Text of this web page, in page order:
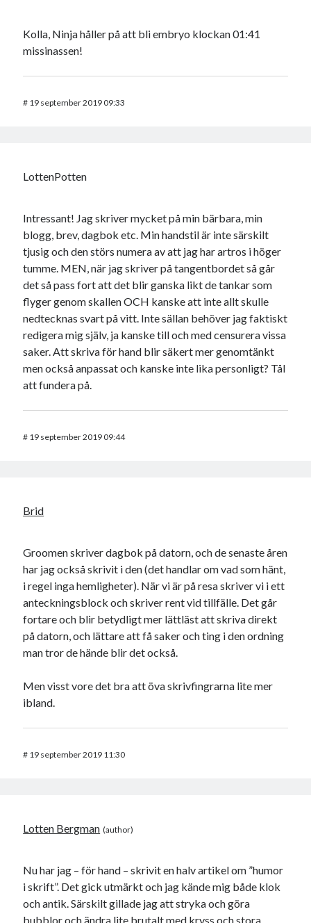
Kolla, Ninja håller på att bli embryo klockan 01:41
missinassen!
# 19 september 2019 09:33
LottenPotten
Intressant! Jag skriver mycket på min bärbara, min
blogg, brev, dagbok etc. Min handstil är inte särskilt
tjusig och den störs numera av att jag har artros i höger
tumme. MEN, när jag skriver på tangentbordet så går
det så pass fort att det blir ganska likt de tankar som
flyger genom skallen OCH kanske att inte allt skulle
nedtecknas svart på vitt. Inte sällan behöver jag faktiskt
redigera mig själv, ja kanske till och med censurera vissa
saker. Att skriva för hand blir säkert mer genomtänkt
men också anpassat och kanske inte lika personligt? Tål
att fundera på.
# 19 september 2019 09:44
Brid
Groomen skriver dagbok på datorn, och de senaste åren
har jag också skrivit i den (det handlar om vad som hänt,
i regel inga hemligheter). När vi är på resa skriver vi i ett
anteckningsblock och skriver rent vid tillfälle. Det går
fortare och blir betydligt mer lättläst att skriva direkt
på datorn, och lättare att få saker och ting i den ordning
man tror de hände blir det också.
Men visst vore det bra att öva skrivfingrarna lite mer
ibland.
# 19 september 2019 11:30
Lotten Bergman
Nu har jag – för hand – skrivit en halv artikel om ”humor
i skrift”. Det gick utmärkt och jag kände mig både klok
och antik. Särskilt gillade jag att stryka och göra
bubblor och ändra lite brutalt med kryss och stora,